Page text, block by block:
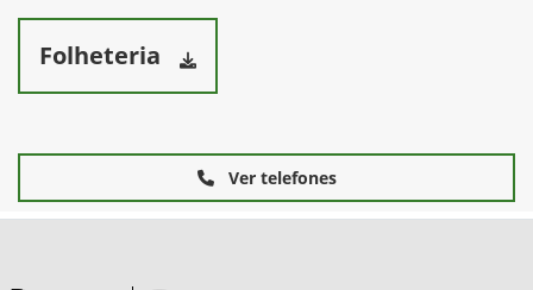
Folheteria
Ver telefones